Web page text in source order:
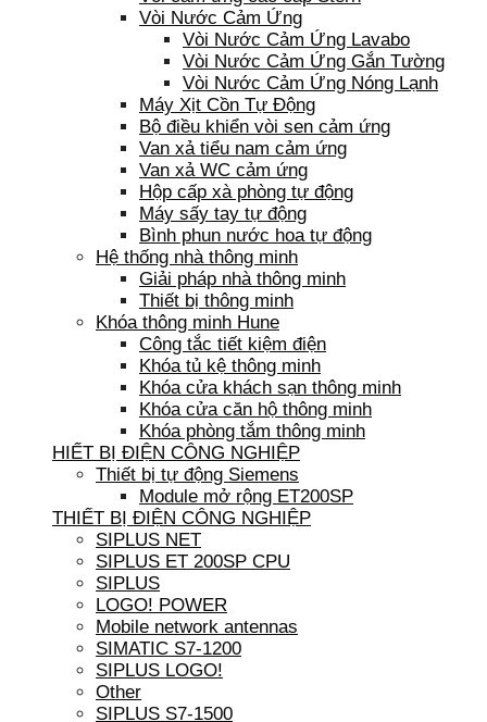
Vòi Nước Cảm Ứng
Vòi Nước Cảm Ứng Lavabo
Vòi Nước Cảm Ứng Gắn Tường
Vòi Nước Cảm Ứng Nóng Lạnh
Máy Xịt Cồn Tự Động
Bộ điều khiển vòi sen cảm ứng
Van xả tiểu nam cảm ứng
Van xả WC cảm ứng
Hộp cấp xà phòng tự động
Máy sấy tay tự động
Bình phun nước hoa tự động
Hệ thống nhà thông minh
Giải pháp nhà thông minh
Thiết bị thông minh
Khóa thông minh Hune
Công tắc tiết kiệm điện
Khóa tủ kệ thông minh
Khóa cửa khách sạn thông minh
Khóa cửa căn hộ thông minh
Khóa phòng tắm thông minh
HIẾT BỊ ĐIỆN CÔNG NGHIỆP
Thiết bị tự động Siemens
Module mở rộng ET200SP
THIẾT BỊ ĐIỆN CÔNG NGHIỆP
SIPLUS NET
SIPLUS ET 200SP CPU
SIPLUS
LOGO! POWER
Mobile network antennas
SIMATIC S7-1200
SIPLUS LOGO!
Other
SIPLUS S7-1500